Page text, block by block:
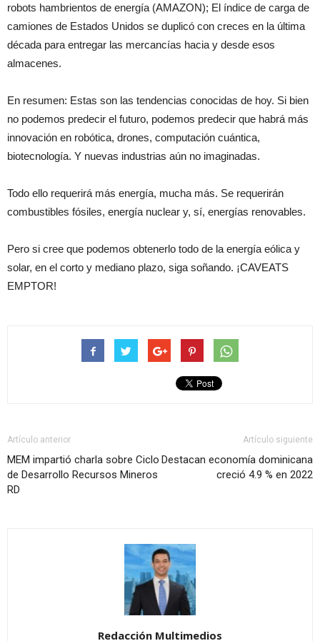
robots hambrientos de energía (AMAZON); El índice de carga de
camiones de Estados Unidos se duplicó con creces en la última
década para entregar las mercancías hacia y desde esos
almacenes.
En resumen: Estas son las tendencias conocidas de hoy. Si bien
no podemos predecir el futuro, podemos predecir que habrá más
innovación en robótica, drones, computación cuántica,
biotecnología. Y nuevas industrias aún no imaginadas.
Todo ello requerirá más energía, mucha más. Se requerirán
combustibles fósiles, energía nuclear y, sí, energías renovables.
Pero si cree que podemos obtenerlo todo de la energía eólica y
solar, en el corto y mediano plazo, siga soñando. ¡CAVEATS
EMPTOR!
Artículo anterior
MEM impartió charla sobre Ciclo
de Desarrollo Recursos Mineros
RD
Artículo siguiente
Destacan economía dominicana
creció 4.9 % en 2022
Redacción Multimedios